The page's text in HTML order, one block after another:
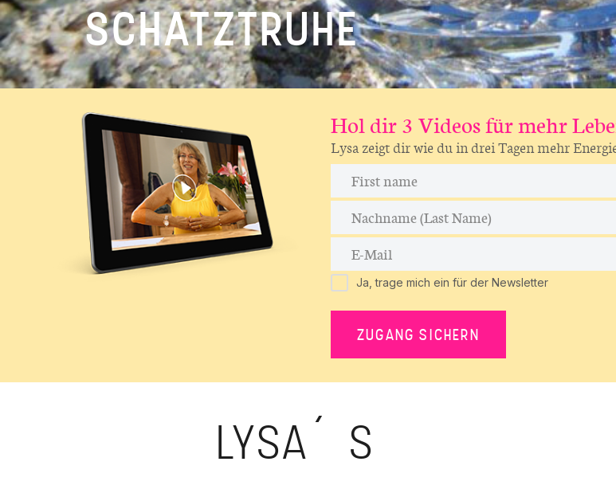
SCHATZTRUHE
Hol dir 3 Videos für mehr
Lysa zeigt dir wie du in drei Tagen mehr
Ja, trage mich ein für der Newsletter
ZUGANG SICHERN
LYSA´S